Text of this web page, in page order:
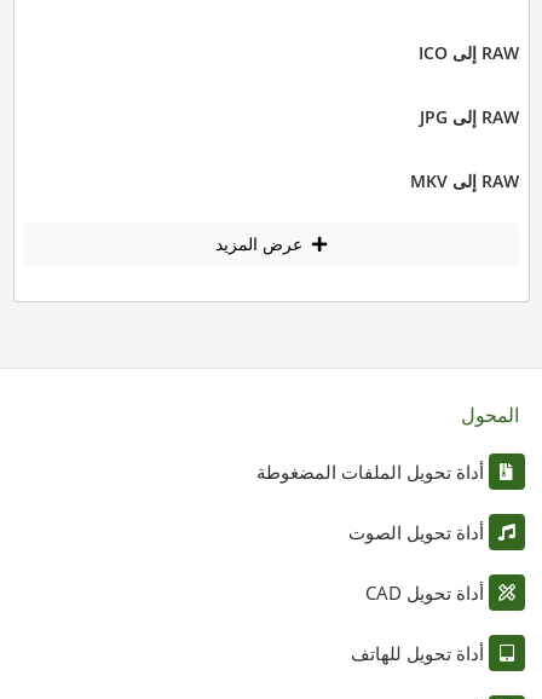
RAW إلى ICO
RAW إلى JPG
RAW إلى MKV
عرض المزيد
المحول
أداة تحويل الملفات المضغوطة
أداة تحويل الصوت
أداة تحويل CAD
أداة تحويل للهاتف